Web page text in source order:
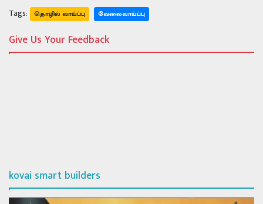
Tags:
தொழில் வாய்ப்பு வேலைவாய்ப்பு
Give Us Your Feedback
kovai smart builders